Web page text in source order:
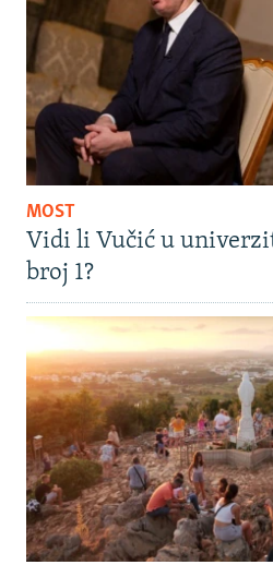
MOST
Vidi li Vučić u
broj 1?